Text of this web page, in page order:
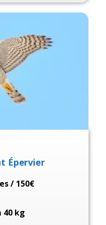
Épervier
/ 150€
40 kg